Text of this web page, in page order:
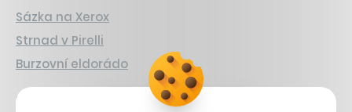
Sázka na Xerox
Strnad v Pirelli
Burzovní eldorádo
PŘÍBĚHY Z GASTRA